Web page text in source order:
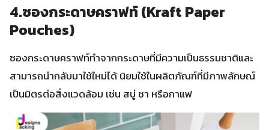
4.ซองกระดาษคราฟท์ (Kraft Paper
Pouches)
ซองกระดาษคราฟท์ทำจากกระดาษที่มีความเป็นธรรมชาติและ
สามารถนำกลับมาใช้ใหม่ได้ นิยมใช้ในผลิตภัณฑ์ที่มีภาพลักษณ์
เป็นมิตรต่อสิ่งแวดล้อม เช่น สบู่ ชา หรือกาแฟ